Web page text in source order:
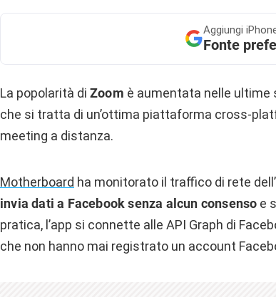
Aggiungi
Fonte
La popolarità di Zoom è aumentata nelle ultime
che si tratta di un’ottima piattaforma cross-
meeting a distanza.
Motherboard ha monitorato il traffico di rete
invia dati a Facebook senza alcun consenso e
pratica, l’app si connette alle API Graph di
che non hanno mai registrato un account